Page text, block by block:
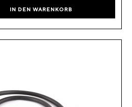
IN DEN WARENKORB